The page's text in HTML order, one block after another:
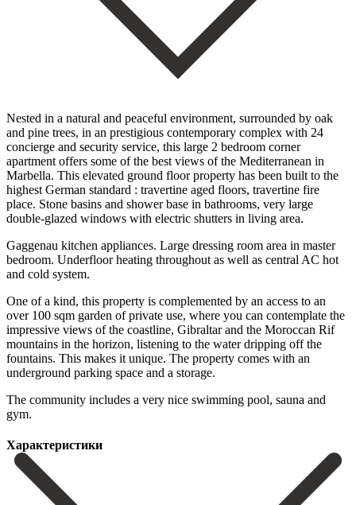
Nested in a natural and peaceful environment, surrounded by oak
and pine trees, in an prestigious contemporary complex with 24
concierge and security service, this large 2 bedroom corner
apartment offers some of the best views of the Mediterranean in
Marbella. This elevated ground floor property has been built to the
highest German standard : travertine aged floors, travertine fire
place. Stone basins and shower base in bathrooms, very large
double-glazed windows with electric shutters in living area.
Gaggenau kitchen appliances. Large dressing room area in master
bedroom. Underfloor heating throughout as well as central AC hot
and cold system.
One of a kind, this property is complemented by an access to an
over 100 sqm garden of private use, where you can contemplate the
impressive views of the coastline, Gibraltar and the Moroccan Rif
mountains in the horizon, listening to the water ‌dripping ‌off ‌the
‌fountains. This ‌makes it ‌unique. The property comes with an
underground parking space ‌and a ‌storage.
The ‌community includes a ‌very ‌nice ‌swimming ‌pool, ‌sauna ‌and
‌gym.
Характеристики